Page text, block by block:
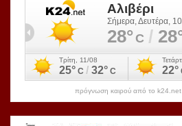
πρόγνωση καιρού από το k24.net